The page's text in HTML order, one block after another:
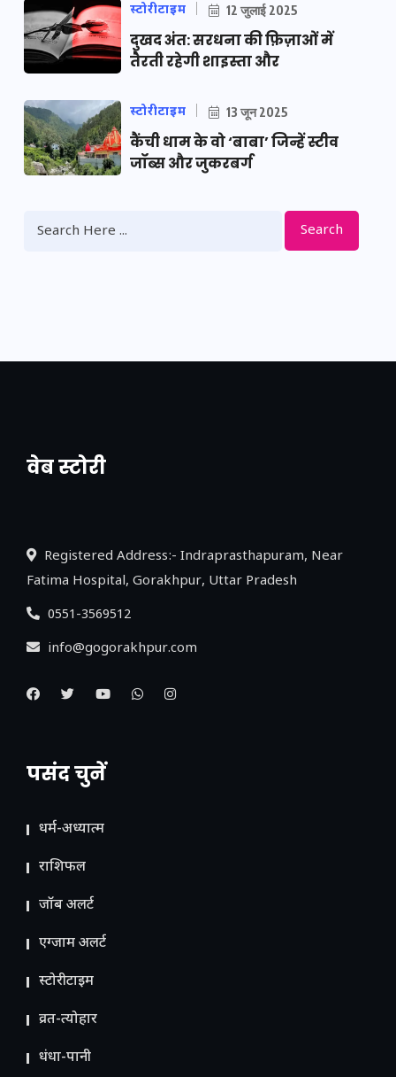
स्टोरीटाइम 12 जुलाई 2025
दुखद अंत: सरधना की फ़िज़ाओं में
तैरती रहेगी शाइस्ता और
स्टोरीटाइम 13 जून 2025
कैंची धाम के वो ‘बाबा’ जिन्हें स्टीव
जॉब्स और जुकरबर्ग
Search
वेब स्टोरी
नया एक्सप्रेसवे: पूर्वांचल का लक, डेवलपमेंट का
Registered Address:- Indraprasthapuram, Near
Fatima Hospital, Gorakhpur, Uttar Pradesh
0551-3569512
info@gogorakhpur.com
पसंद चुनें
धर्म-अध्यात्म
राशिफल
जॉब अलर्ट
एग्जाम अलर्ट
स्टोरीटाइम
व्रत-त्योहार
धंधा-पानी